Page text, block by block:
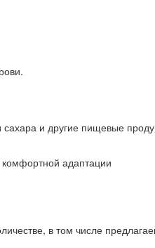
и другие пищевые
комфортной адаптации
в том числе